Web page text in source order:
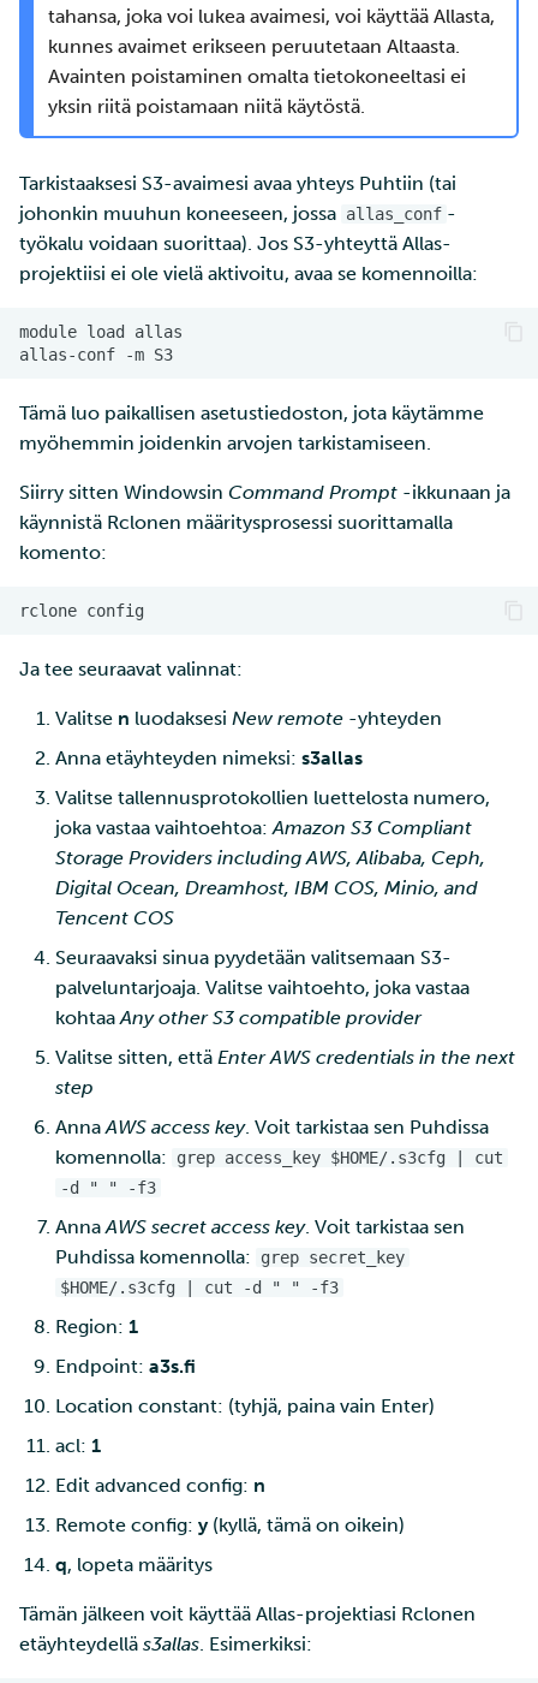
tahansa, joka voi lukea avaimesi, voi käyttää Allasta,
kunnes avaimet erikseen peruutetaan Altaasta.
Avainten poistaminen omalta tietokoneeltasi ei
yksin riitä poistamaan niitä käytöstä.
Tarkistaaksesi S3-avaimesi avaa yhteys Puhtiin (tai
johonkin muuhun koneeseen, jossa allas_conf -
työkalu voidaan suorittaa). Jos S3-yhteyttä Allas-
projektiisi ei ole vielä aktivoitu, avaa se komennoilla:
Tämä luo paikallisen asetustiedoston, jota käytämme
myöhemmin joidenkin arvojen tarkistamiseen.
Siirry sitten Windowsin Command Prompt -ikkunaan ja
käynnistä Rclonen määritysprosessi suorittamalla
komento:
rclone
Ja tee seuraavat valinnat:
Valitse n luodaksesi New remote -yhteyden
Anna etäyhteyden nimeksi: s3allas
Valitse tallennusprotokollien luettelosta numero,
joka vastaa vaihtoehtoa:Amazon S3 Compliant
Storage Providers including AWS, Alibaba, Ceph,
Digital Ocean, Dreamhost, IBM COS, Minio, and
Tencent COS
Seuraavaksi sinua pyydetään valitsemaan S3-
palveluntarjoaja. Valitse vaihtoehto, joka vastaa
kohtaaAny other S3 compatible provider
Valitse sitten, että Enter AWS credentials in the next
step
AnnaAWS access key. Voit tarkistaa sen Puhdissa
komennolla:
grep access_key $HOME/.s3cfg | cut
-d " " -f3
AnnaAWS secret access key. Voit tarkistaa sen
Puhdissa komennolla:
grep secret_key
$HOME/.s3cfg | cut -d " " -f3
Region: 1
Endpoint: a3s.fi
Location constant: (tyhjä, paina vain Enter)
acl: 1
Edit advanced config: n
Remote config: y(kyllä, tämä on oikein)
q, lopeta määritys
Tämän jälkeen voit käyttää Allas-projektiasi Rclonen
etäyhteydellä s3allas. Esimerkiksi: